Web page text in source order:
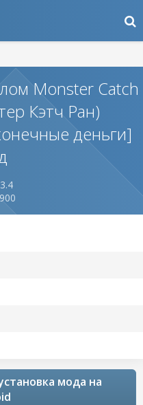
Monster Catch
Кэтч Ран)
деньги]
мода на